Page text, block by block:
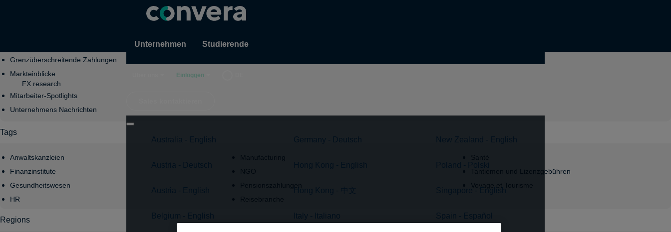
Unternehmen Studierende
Einloggen
Australia - English
Austria - Deutsch
Austria - English
Belgium - English
Germany - Deutsch
Hong Kong - English
Hong Kong - 中文
Italy - Italiano
New Zealand - English
Poland - Polski
Singapore - English
Spain - Español
Grenzüberschreitende Zahlungen
Markteinblicke
FX research
Mitarbeiter-Spotlights
Unternehmens Nachrichten
Tags
Anwaltskanzleien
Finanzinstitute
Gesundheitswesen
HR
Manufacturing
NGO
Pensionszahlungen
Reisebranche
Santé
Tantiemen und Lizenzgebühren
Voyage et Tourisme
Regions